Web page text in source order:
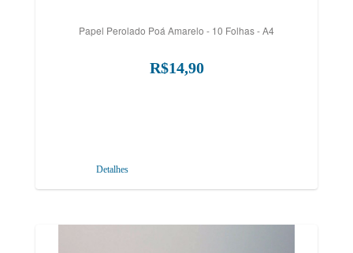
Papel Perolado Poá Amarelo - 10 Folhas - A4
R$14,90
Detalhes